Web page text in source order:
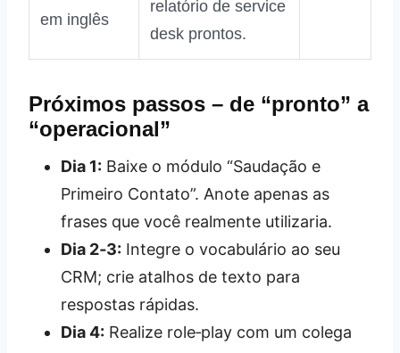
em inglês
relatório de service
desk prontos.
Próximos passos – de “pronto” a
“operacional”
Dia 1: Baixe o módulo “Saudação e
Primeiro Contato”. Anote apenas as
frases que você realmente utilizaria.
Dia 2‑3: Integre o vocabulário ao seu
CRM; crie atalhos de texto para
respostas rápidas.
Dia 4: Realize role‑play com um colega